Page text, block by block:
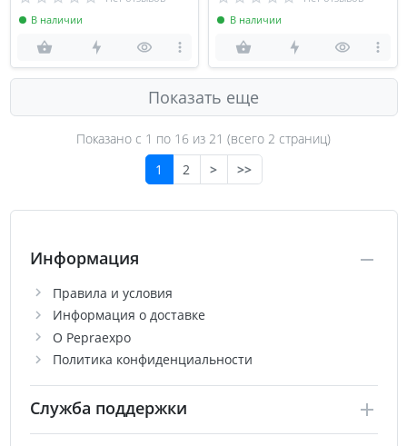
В наличии
В наличии
Показать еще
Показано с 1 по 16 из 21 (всего 2 страниц)
1
2 > >>
Информация
Правила и условия
Информация о доставке
О Pepraexpo
Политика конфиденциальности
Служба поддержки